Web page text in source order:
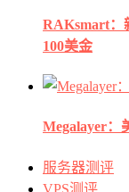
RAKsmart：
100美金
Megalayer：
服务器测评
VPS测评